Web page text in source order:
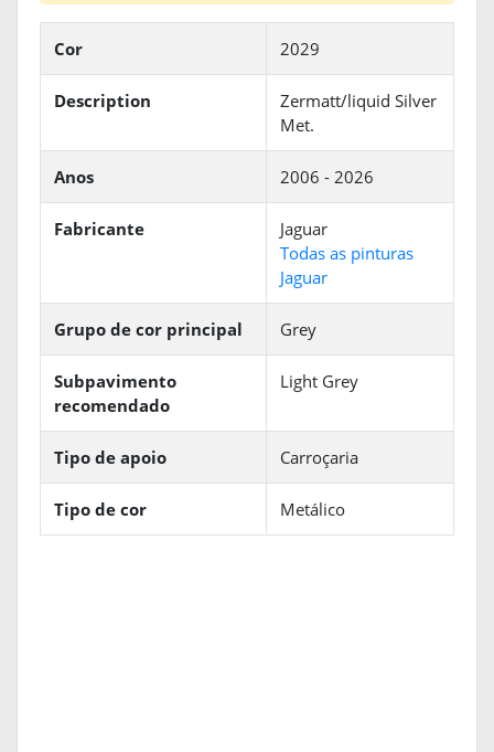
Cor 2029
Description
Zermatt/liquid Silver
Met.
Anos 2006 - 2026
Fabricante
Jaguar
Todas as pinturas
Jaguar
Grupo de cor principal Grey
Subpavimento
recomendado
Light Grey
Tipo de apoio Carroçaria
Tipo de cor Metálico